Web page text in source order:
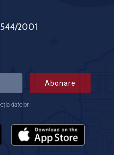
2001
Abonare
datelor.